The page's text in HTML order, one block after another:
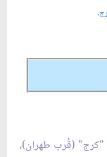
"كرج" (قُرب طهران)،